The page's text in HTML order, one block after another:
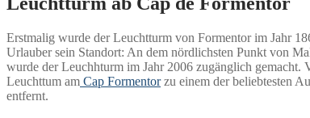
Erstmalig wurde der Leuchtturm von Formentor im Jahr
Urlauber sein Standort: An dem nördlichsten Punkt von
wurde der Leuchhturm im Jahr 2006 zugänglich gemacht.
Leuchttum am Cap Formentorzu einem der beliebtesten
entfernt.